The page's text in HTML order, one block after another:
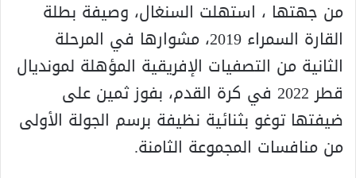
من جهتها ، استهلت السنغال، وصيفة بطلة
القارة السمراء 2019، مشوارها في المرحلة
الثانية من التصفيات الإفريقية المؤهلة لمونديال
قطر 2022 في كرة القدم، بفوز ثمين على
ضيفتها توغو بثنائية نظيفة برسم الجولة الأولى
من منافسات المجموعة الثامنة.